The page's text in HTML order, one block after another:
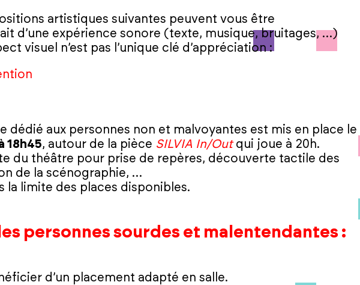
artistiques suivantes peuvent vous être
d’une expérience sonore (texte, musique, bruitages, …)
visuel n’est pas l’unique clé d’appréciation :
dédié aux personnes non et malvoyantes est mis en place le
18h45, autour de la pièce SILVIA In/Outqui joue à 20h.
du théâtre pour prise de repères, découverte tactile des
de la scénographie, …
la limite des places disponibles.
personnes sourdes et malentendantes :
d’un placement adapté en salle.